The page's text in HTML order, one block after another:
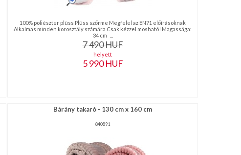
100% poliészter plüss Plüss szőrme Megfelel az EN71 előírásoknak
Alkalmas minden korosztály számára Csak kézzel mosható! Magassága:
34 cm ...
7 490HUF
helyett
5 990HUF
Bárány takaró - 130 cm x 160 cm
840891